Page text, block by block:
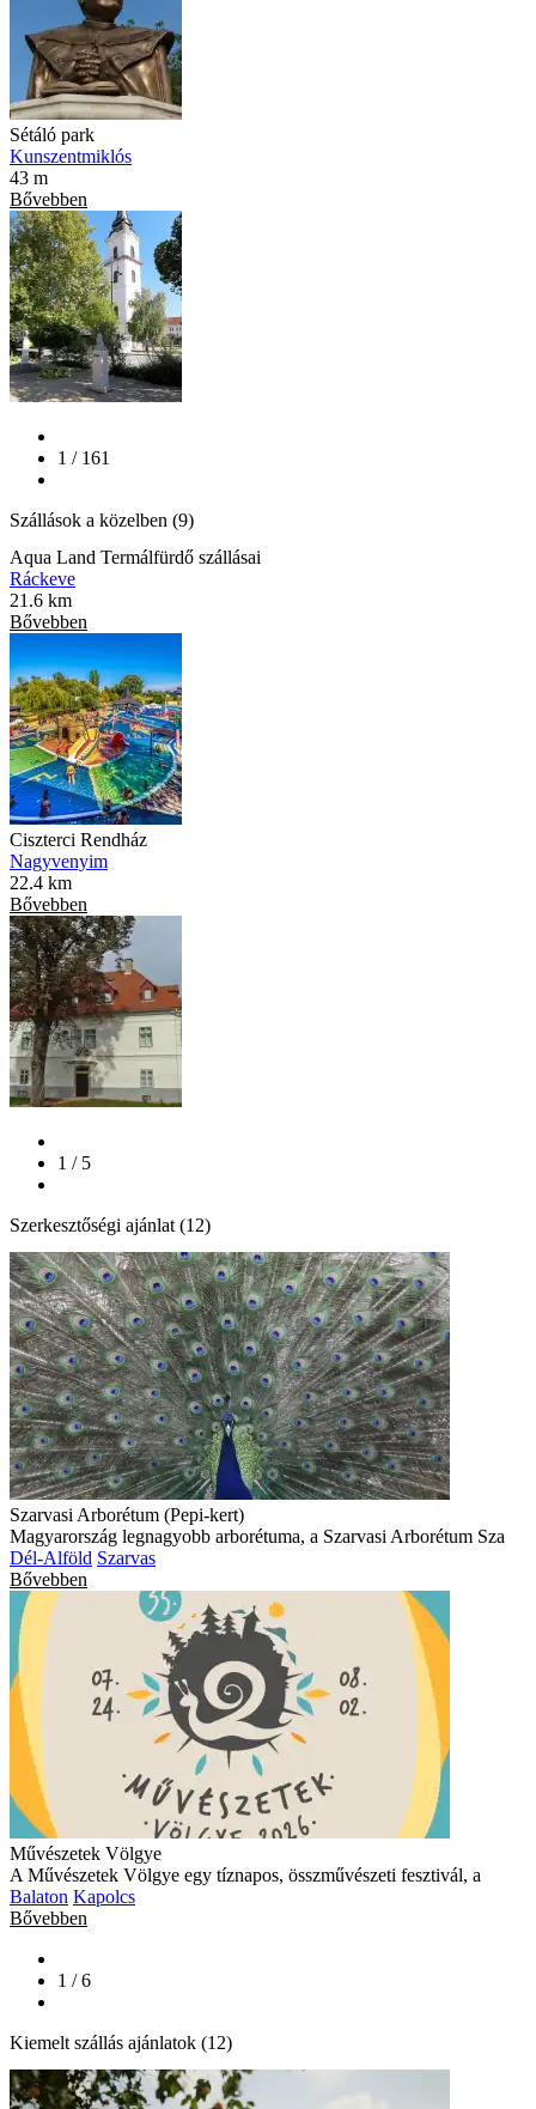
Sétáló park
Kunszentmiklós
43 m
Bővebben
1 / 161
Szállások a közelben (9)
Aqua Land Termálfürdő szállásai
Ráckeve
21.6 km
Bővebben
Ciszterci Rendház
Nagyvenyim
22.4 km
Bővebben
1 / 5
Szerkesztőségi ajánlat (12)
Szarvasi Arborétum (Pepi-kert)
Magyarország legnagyobb arborétuma, a Szarvasi Arborétum Sza
Dél-Alföld Szarvas
Bővebben
Művészetek Völgye
A Művészetek Völgye egy tíznapos, összművészeti fesztivál, a
Balaton Kapolcs
Bővebben
1 / 6
Kiemelt szállás ajánlatok (12)